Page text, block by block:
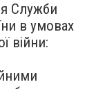
Служби
в умовах
війни: